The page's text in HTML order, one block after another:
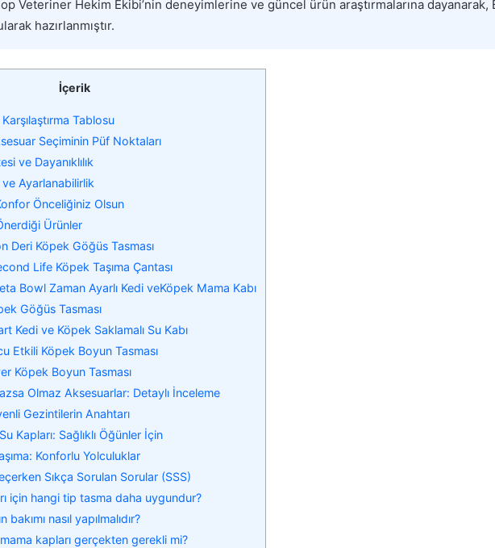
Veteriner Hekim Ekibi’nin deneyimlerine ve güncel ürün araştırmalarına
hazırlanmıştır.
İçerik
Tablosu
Seçiminin Püf Noktaları
ve Dayanıklılık
Ayarlanabilirlik
Önceliğiniz Olsun
Ürünler
Deri Köpek Göğüs Tasması
Life Köpek Taşıma Çantası
Bowl Zaman Ayarlı Kedi veKöpek Mama Kabı
Göğüs Tasması
Kedi ve Köpek Saklamalı Su Kabı
Etkili Köpek Boyun Tasması
Köpek Boyun Tasması
Olmaz Aksesuarlar: Detaylı İnceleme
Gezintilerin Anahtarı
Kapları: Sağlıklı Öğünler İçin
Konforlu Yolculuklar
Sıkça Sorulan Sorular (SSS)
için hangi tip tasma daha uygundur?
bakımı nasıl yapılmalıdır?
kapları gerçekten gerekli mi?